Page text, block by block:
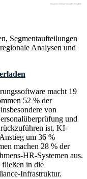
Segmentaufteilungen
Analysen und
macht 19
52 % der
von
und
ist. KI-
um 36 %
machen 28 % der
HR-Systemen aus.
fließen in die
Infrastruktur.